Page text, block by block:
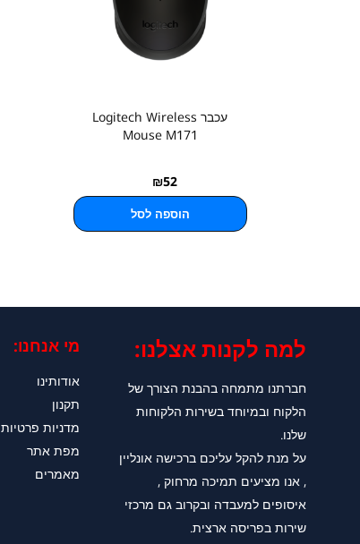
עכבר Logitech Wireless
Mouse M171
₪52
הוספה לסל
למה לקנות אצלנו:​
חברתנו מתמחה בהבנת הצורך של
הלקוח ובמיוחד בשירות הלקוחות
שלנו.
על מנת להקל עליכם ברכישה אונליין
, אנו מציעים תמיכה מרחוק ,
איסופים למעבדה ובקרוב גם מרכזי
שירות בפריסה ארצית.
מי אנחנו:
אודותינו
תקנון
מדניות פרטיות
מפת אתר
מאמרים